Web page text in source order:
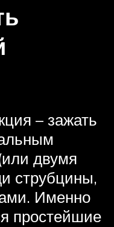
– зажать
двумя
струбцины,
Именно
простейшие